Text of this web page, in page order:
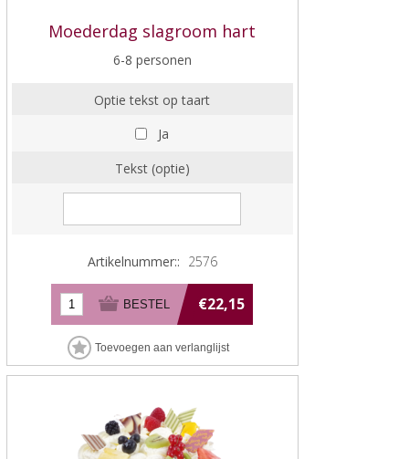
Moederdag slagroom hart
6-8 personen
Optie tekst op taart
Ja
Tekst (optie)
Artikelnummer:: 2576
€22,15